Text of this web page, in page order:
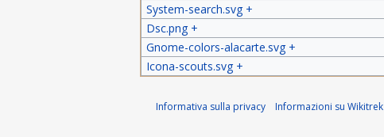
System-search.svg +
Dsc.png +
Gnome-colors-alacarte.svg +
Icona-scouts.svg +
Informativa sulla privacy Informazioni su Wikitrek